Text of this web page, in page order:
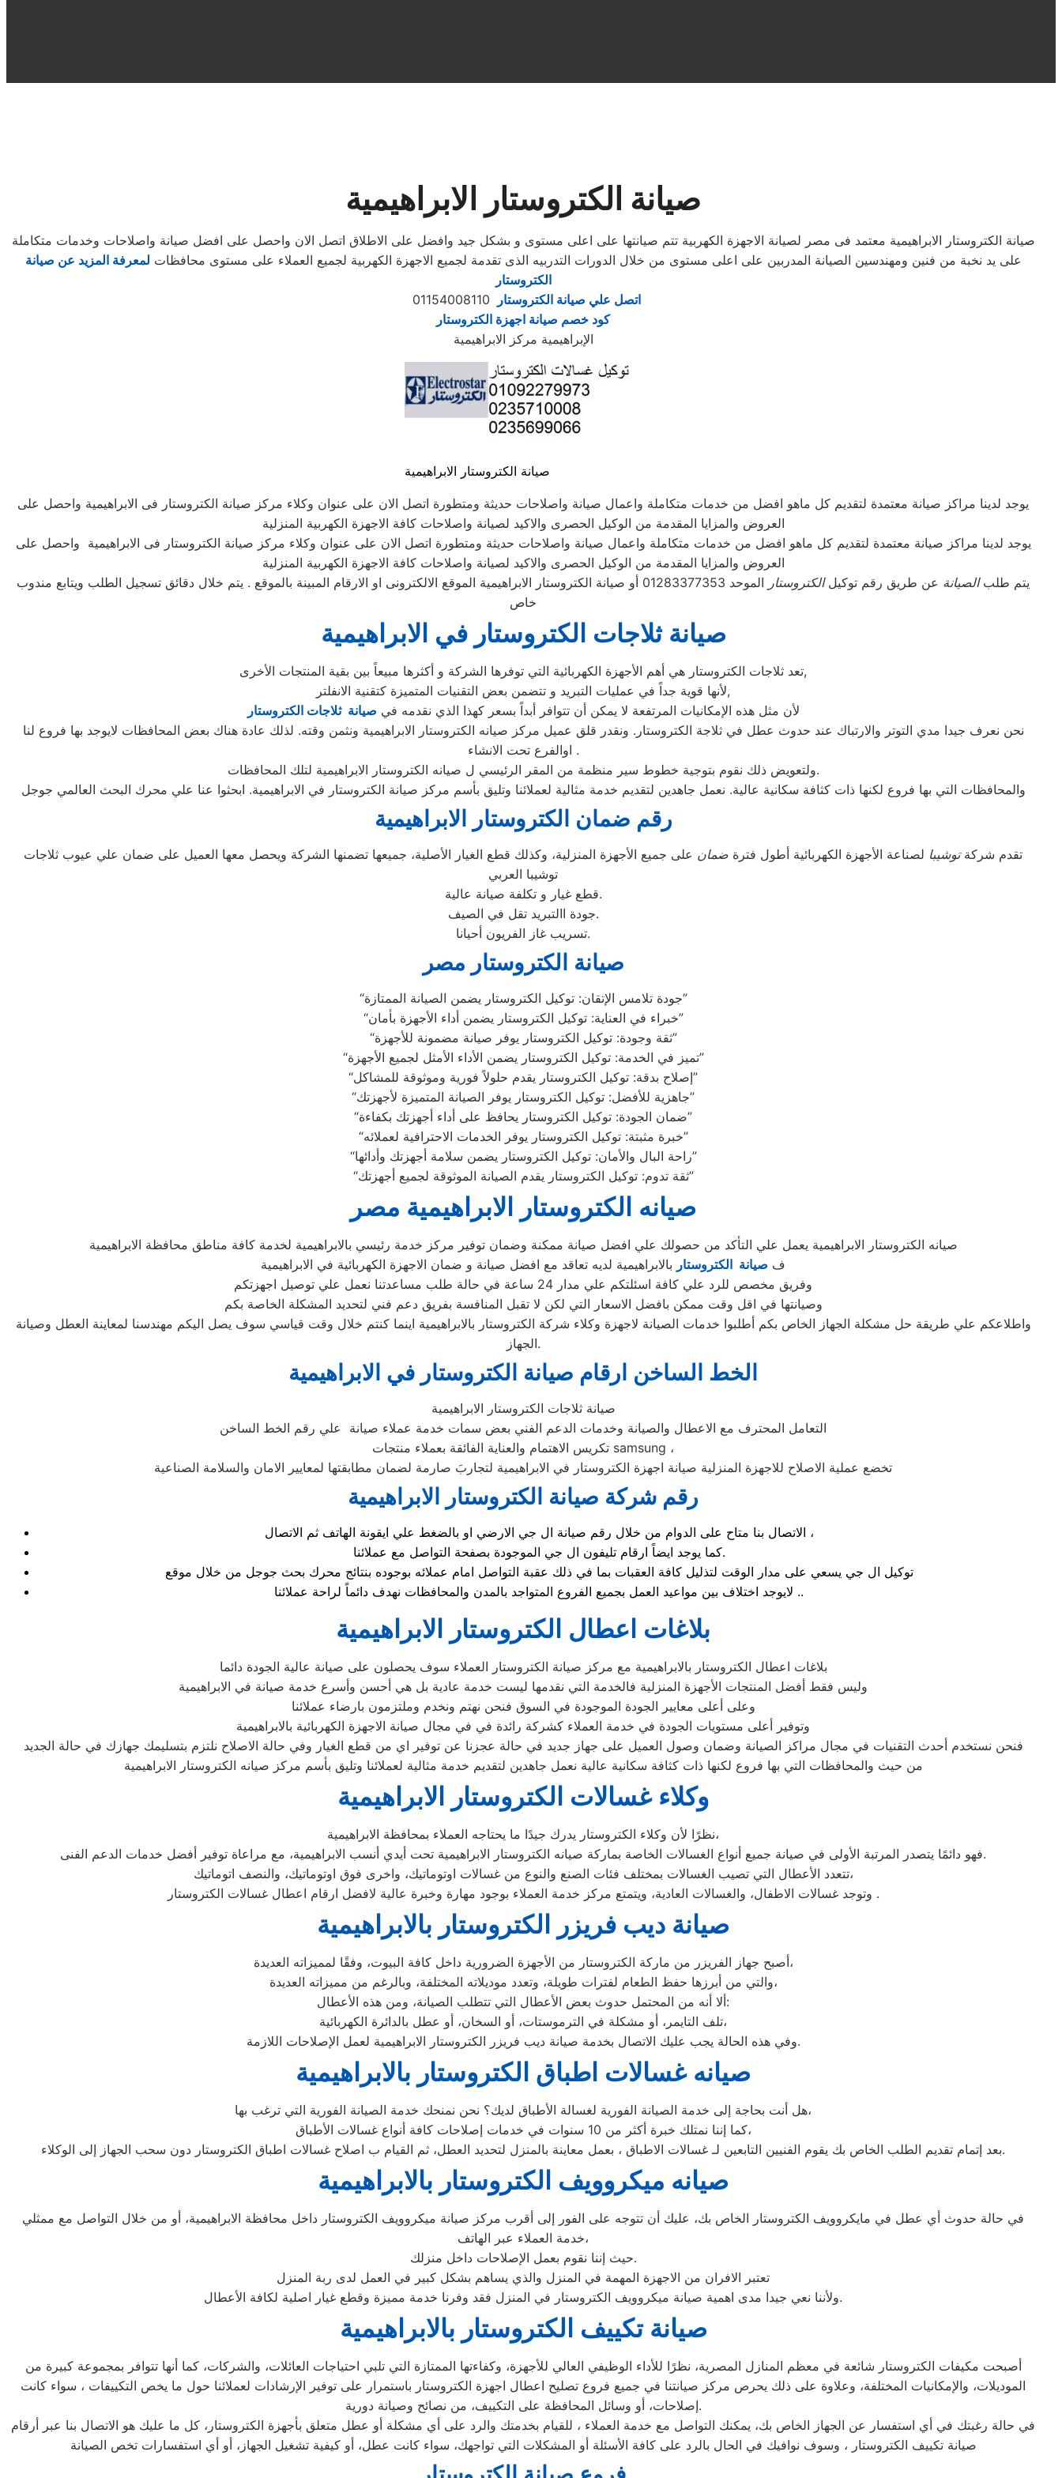
صيانة الكتروستار الابراهيمية
صيانة الكتروستار الابراهيمية معتمد فى مصر لصيانة الاجهزة الكهربية تتم صيانتها على اعلى مستوى و بشكل جيد وافضل على الاطلاق اتصل الان واحصل على افضل صيانة واصلاحات وخدمات متكاملة
على يد نخبة من فنين ومهندسين الصيانة المدربين على اعلى مستوى من خلال الدورات التدربيه الذى تقدمة لجميع الاجهزة الكهربية لجميع العملاء على مستوى محافظات لمعرفة المزيد عن صيانة
الكتروستار
اتصل علي صيانة الكتروستار
كود خصم صيانة اجهزة الكتروستار
الإبراهيمية مركز الابراهيمية
صيانة الكتروستار الابراهيمية
يوجد لدينا مراكز صيانة معتمدة لتقديم كل ماهو افضل من خدمات متكاملة واعمال صيانة واصلاحات حديثة ومتطورة اتصل الان على عنوان وكلاء مركز صيانة الكتروستار فى الابراهيمية واحصل على
العروض والمزايا المقدمة من الوكيل الحصرى والاكيد لصيانة واصلاحات كافة الاجهزة الكهربية المنزلية
يوجد لدينا مراكز صيانة معتمدة لتقديم كل ماهو افضل من خدمات متكاملة واعمال صيانة واصلاحات حديثة ومتطورة اتصل الان على عنوان وكلاء مركز صيانة الكتروستار فى الابراهيمية واحصل على
العروض والمزايا المقدمة من الوكيل الحصرى والاكيد لصيانة واصلاحات كافة الاجهزة الكهربية المنزلية
يتم طلبالصيانة عن طريق رقم توكيلالكتروستار
الموحد 01283377353 أو صيانة الكتروستار الابراهيمية الموقع الالكترونى او الارقام المبينة بالموقع . يتم خلال دقائق تسجيل الطلب ويتابع مندوب
خاص
صيانة ثلاجات الكتروستار في الابراهيمية
تعد ثلاجات الكتروستار هي أهم الأجهزة الكهربائية التي توفرها الشركة و أكثرها مبيعاً بين بقية المنتجات الأخرى,
لأنها قوية جداً في عمليات التبريد و تتضمن بعض التقنيات المتميزة كتقنية الانفلتر,
لأن مثل هذه الإمكانيات المرتفعة لا يمكن أن تتوافر أبداً بسعر كهذا الذي نقدمه في صيانة ثلاجات الكتروستار
نحن نعرف جيدا مدي التوتر والارتباك عند حدوث عطل في ثلاجة الكتروستار. ونقدر قلق عميل مركز صيانه الكتروستار الابراهيمية ونثمن وقته. لذلك عادة هناك بعض المحافظات لايوجد بها فروع لنا
اوالفرع تحت الانشاء .
ولتعويض ذلك نقوم بتوجية خطوط سير منظمة من المقر الرئيسي ل صيانه الكتروستار الابراهيمية لتلك المحافظات.
والمحافظات التي بها فروع لكنها ذات كثافة سكانية عالية. نعمل جاهدين لتقديم خدمة مثالية لعملائنا وتليق بأسم مركز صيانة الكتروستار في الابراهيمية. ابحثوا عنا علي محرك البحث العالمي جوجل
رقم ضمان الكتروستار الابراهيمية
تقدم شركةتوشيبا لصناعة الأجهزة الكهربائية أطول فترة ضمان على جميع الأجهزة المنزلية، وكذلك قطع الغيار الأصلية، جميعها تضمنها الشركة ويحصل معها العميل على ضمان علي عيوب ثلاجات
توشيبا العربي
قطع غيار و تكلفة صيانة عالية.
جودة االتبريد تقل في الصيف.
تسريب غاز الفريون أحيانا.
صيانة الكتروستار مصر
“جودة تلامس الإتقان: توكيل الكتروستار يضمن الصيانة الممتازة”
“خبراء في العناية: توكيل الكتروستار يضمن أداء الأجهزة بأمان”
“ثقة وجودة: توكيل الكتروستار يوفر صيانة مضمونة للأجهزة”
“تميز في الخدمة: توكيل الكتروستار يضمن الأداء الأمثل لجميع الأجهزة”
“إصلاح بدقة: توكيل الكتروستار يقدم حلولاً فورية وموثوقة للمشاكل”
“جاهزية للأفضل: توكيل الكتروستار يوفر الصيانة المتميزة لأجهزتك”
“ضمان الجودة: توكيل الكتروستار يحافظ على أداء أجهزتك بكفاءة”
“خبرة مثبتة: توكيل الكتروستار يوفر الخدمات الاحترافية لعملائه”
“راحة البال والأمان: توكيل الكتروستار يضمن سلامة أجهزتك وأدائها”
“ثقة تدوم: توكيل الكتروستار يقدم الصيانة الموثوقة لجميع أجهزتك”
صيانه الكتروستار الابراهيمية مصر
صيانه الكتروستار الابراهيمية يعمل علي التأكد من حصولك علي افضل صيانة ممكنة وضمان توفير مركز خدمة رئيسي بالابراهيمية لخدمة كافة مناطق محافظة الابراهيمية
ف صيانة الكتروستار بالابراهيمية لديه تعاقد مع افضل صيانة و ضمان الاجهزة الكهربائية في الابراهيمية
وفريق مخصص للرد علي كافة اسئلتكم علي مدار 24 ساعة في حالة طلب مساعدتنا نعمل علي توصيل اجهزتكم
وصيانتها في اقل وقت ممكن بافضل الاسعار التي لكن لا تقبل المنافسة بفريق دعم فني لتحديد المشكلة الخاصة بكم
واطلاعكم علي طريقة حل مشكلة الجهاز الخاص بكم أطلبوا خدمات الصيانة لاجهزة وكلاء شركة الكتروستار بالابراهيمية اينما كنتم خلال وقت قياسي سوف يصل اليكم مهندسنا لمعاينة العطل وصيانة
الجهاز.
الخط الساخن ارقام صيانة الكتروستار في الابراهيمية
صيانة ثلاجات الكتروستار الابراهيمية
التعامل المحترف مع الاعطال والصيانة وخدمات الدعم الفني بعض سمات خدمة عملاء صيانة علي رقم الخط الساخن
تكريس الاهتمام والعناية الفائقة بعملاء منتجات samsung ،
تخضع عملية الاصلاح للاجهزة المنزلية صيانة اجهزة الكتروستار في الابراهيمية لتجاربَ صارمة لضمان مطابقتها لمعايير الامان والسلامة الصناعية
رقم شركة صيانة الكتروستار الابراهيمية
الاتصال بنا متاح على الدوام من خلال رقم صيانة ال جي الارضي او بالضغط علي ايقونة الهاتف ثم الاتصال ،
كما يوجد ايضاً ارقام تليفون ال جي الموجودة بصفحة التواصل مع عملائنا.
توكيل ال جي يسعي على مدار الوقت لتذليل كافة العقبات بما في ذلك عقبة التواصل امام عملائه بوجوده بنتائج محرك بحث جوجل من خلال موقع
لايوجد اختلاف بين مواعيد العمل بجميع الفروع المتواجد بالمدن والمحافظات نهدف دائماً لراحة عملائنا ..
بلاغات اعطال الكتروستار الابراهيمية
بلاغات اعطال الكتروستار بالابراهيمية مع مركز صيانة الكتروستار العملاء سوف يحصلون على صيانة عالية الجودة دائما
وليس فقط أفضل المنتجات الأجهزة المنزلية فالخدمة التي نقدمها ليست خدمة عادية بل هي أحسن وأسرع خدمة صيانة في الابراهيمية
وعلى أعلى معايير الجودة الموجودة في السوق فنحن نهتم ونخدم وملتزمون بارضاء عملائنا
وتوفير أعلى مستويات الجودة في خدمة العملاء كشركة رائدة في في مجال صيانة الاجهزة الكهربائية بالابراهيمية
فنحن نستخدم أحدث التقنيات في مجال مراكز الصيانة وضمان وصول العميل على جهاز جديد في حالة عجزنا عن توفير اي من قطع الغيار وفي حالة الاصلاح نلتزم بتسليمك جهازك في حالة الجديد
من حيث والمحافظات التي بها فروع لكنها ذات كثافة سكانية عالية نعمل جاهدين لتقديم خدمة مثالية لعملائنا وتليق بأسم مركز صيانه الكتروستار الابراهيمية
وكلاء غسالات الكتروستار الابراهيمية
نظرًا لأن وكلاء الكتروستار يدرك جيدًا ما يحتاجه العملاء بمحافظة الابراهيمية،
فهو دائمًا يتصدر المرتبة الأولى في صيانة جميع أنواع الغسالات الخاصة بماركة صيانه الكتروستار الابراهيمية تحت أيدي أنسب الابراهيمية، مع مراعاة توفير أفضل خدمات الدعم الفنى.
تتعدد الأعطال التي تصيب الغسالات بمختلف فئات الصنع والنوع من غسالات اوتوماتيك، واخرى فوق اوتوماتيك، والنصف اتوماتيك،
وتوجد غسالات الاطفال، والغسالات العادية، ويتمتع مركز خدمة العملاء بوجود مهارة وخبرة عالية لافضل ارقام اعطال غسالات الكتروستار .
صيانة ديب فريزر الكتروستار بالابراهيمية
أصبح جهاز الفريزر من ماركة الكتروستار من الأجهزة الضرورية داخل كافة البيوت، وفقًا لمميزاته العديدة،
والتي من أبرزها حفظ الطعام لفترات طويلة، وتعدد موديلاته المختلفة، وبالرغم من مميزاته العديدة،
ألا أنه من المحتمل حدوث بعض الأعطال التي تتطلب الصيانة، ومن هذه الأعطال:
تلف التايمر، أو مشكلة في الترموستات، أو السخان، أو عطل بالدائرة الكهربائية،
وفي هذه الحالة يجب عليك الاتصال بخدمة صيانة ديب فريزر الكتروستار الابراهيمية لعمل الإصلاحات اللازمة.
صيانه غسالات اطباق الكتروستار بالابراهيمية
هل أنت بحاجة إلى خدمة الصيانة الفورية لغسالة الأطباق لديك؟ نحن نمنحك خدمة الصيانة الفورية التي ترغب بها،
كما إننا نمتلك خبرة أكثر من 10 سنوات في خدمات إصلاحات كافة أنواع غسالات الأطباق،
بعد إتمام تقديم الطلب الخاص بك يقوم الفنيين التابعين لـ غسالات الاطباق ، بعمل معاينة بالمنزل لتحديد العطل، ثم القيام ب اصلاح غسالات اطباق الكتروستار دون سحب الجهاز إلى الوكلاء.
صيانه ميكروويف الكتروستار بالابراهيمية
في حالة حدوث أي عطل في مايكروويف الكتروستار الخاص بك، عليك أن تتوجه على الفور إلى أقرب مركز صيانة ميكروويف الكتروستار داخل محافظة الابراهيمية، أو من خلال التواصل مع ممثلي
خدمة العملاء عبر الهاتف،
حيث إننا نقوم بعمل الإصلاحات داخل منزلك.
تعتبر الافران من الاجهزة المهمة في المنزل والذي يساهم بشكل كبير في العمل لدى ربة المنزل
ولأننا نعي جيدا مدى اهمية صيانة ميكروويف الكتروستار في المنزل فقد وفرنا خدمة مميزة وقطع غيار اصلية لكافة الأعطال.
صيانة تكييف الكتروستار بالابراهيمية
أصبحت مكيفات الكتروستار شائعة في معظم المنازل المصرية، نظرًا للأداء الوظيفي العالي للأجهزة، وكفاءتها الممتازة التي تلبي احتياجات العائلات، والشركات، كما أنها تتوافر بمجموعة كبيرة من
الموديلات، والإمكانيات المختلفة، وعلاوة على ذلك يحرص مركز صيانتنا في جميع فروع تصليح اعطال اجهزة الكتروستار باستمرار على توفير الإرشادات لعملائنا حول ما يخص التكييفات ، سواء كانت
إصلاحات، أو وسائل المحافظة على التكييف، من نصائح وصيانة دورية.
في حالة رغبتك في أي استفسار عن الجهاز الخاص بك، يمكنك التواصل مع خدمة العملاء ، للقيام بخدمتك والرد على أي مشكلة أو عطل متعلق بأجهزة الكتروستار، كل ما عليك هو الاتصال بنا عبر أرقام
صيانة تكييف الكتروستار ، وسوف نوافيك في الحال بالرد على كافة الأسئلة أو المشكلات التي تواجهك، سواء كانت عطل، أو كيفية تشغيل الجهاز، أو أي استفسارات تخص الصيانة